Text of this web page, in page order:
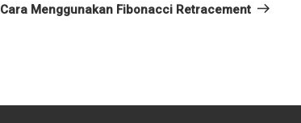
Post
Cara Menggunakan Fibonacci Retracement